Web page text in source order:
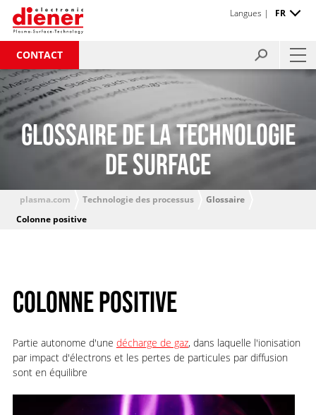
CONTACT
Langues | FR
GLOSSAIRE DE LA TECHNOLOGIE
DE SURFACE
plasma.com Technologie des processus
Glossaire
Colonne positive
COLONNE POSITIVE
Partie autonome d'une décharge de gaz, dans laquelle l'ionisation
par impact d'électrons et les pertes de particules par diffusion
sont en équilibre